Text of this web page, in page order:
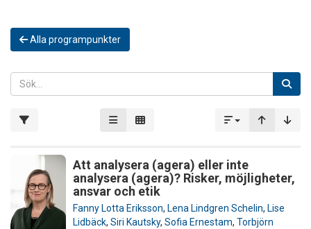
Alla programpunkter
Att analysera (agera) eller inte
analysera (agera)? Risker, möjligheter,
ansvar och etik
Fanny Lotta Eriksson, Lena Lindgren Schelin, Lise
Lidbäck, Siri Kautsky, Sofia Ernestam, Torbjörn